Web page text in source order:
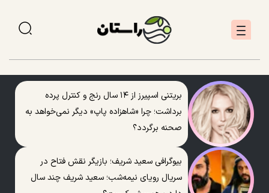
بریتنی اسپیرز از ۱۴ سال رنج و کنترل پرده
برداشت؛ چرا «شاهزاده پاپ» دیگر نمی‌خواهد به
صحنه برگردد؟
بیوگرافی سعید شریف؛ بازیگر نقش فتاح در
سریال رویای نیمه‌شب؛ سعید شریف چند سال